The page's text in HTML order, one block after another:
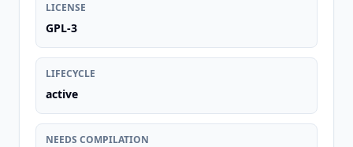
LICENSE
GPL-3
LIFECYCLE
active
NEEDS COMPILATION